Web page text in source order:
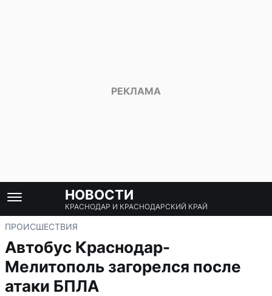
НОВОСТИ
КРАСНОДАР И КРАСНОДАРСКИЙ КРАЙ
ПРОИСШЕСТВИЯ
Автобус Краснодар-
Мелитополь загорелся после
атаки БПЛА